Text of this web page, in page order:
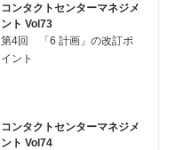
コンタクトセンターマネジメ
ント Vol73
第4回 「6 計画」の改訂ポ
イント
コンタクトセンターマネジメ
ント Vol74